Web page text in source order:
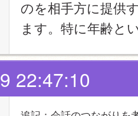
のを相手方に提供
ます。特に年齢と
22:47:10